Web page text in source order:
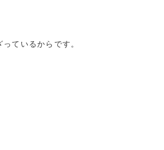
ているからです。